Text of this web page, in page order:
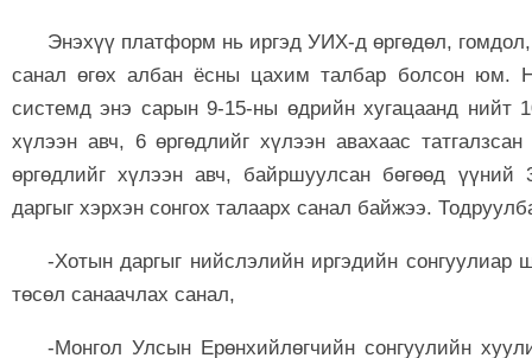
Энэхүү платформ нь иргэд УИХ-д өргөдөл,
санал өгөх албан ёсны цахим талбар болсон юм.
системд энэ сарын 9-15-ны өдрийн хугацаанд нийт
хүлээн авч, 6 өргөдлийг хүлээн авахаас
өргөдлийг хүлээн авч, байршуулсан бөгөөд үүний
даргыг хэрхэн сонгох талаарх санал байжээ.
-Хотын даргыг нийслэлийн иргэдийн сонгуулиар
төсөл санаачлах санал,
-Монгол Улсын Ерөнхийлөгчийн сонгуулийн